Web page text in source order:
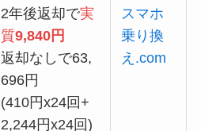
2年後返却で実
質9,840円
返却なしで63,
696円
(410円x24回+
2,244円x24回)
スマホ
乗り換
え.com